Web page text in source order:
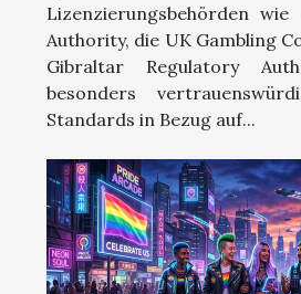
Lizenzierungsbehörden
Authority, die UK Gambling
Gibraltar Regulatory
besonders
Standards in Bezug auf...